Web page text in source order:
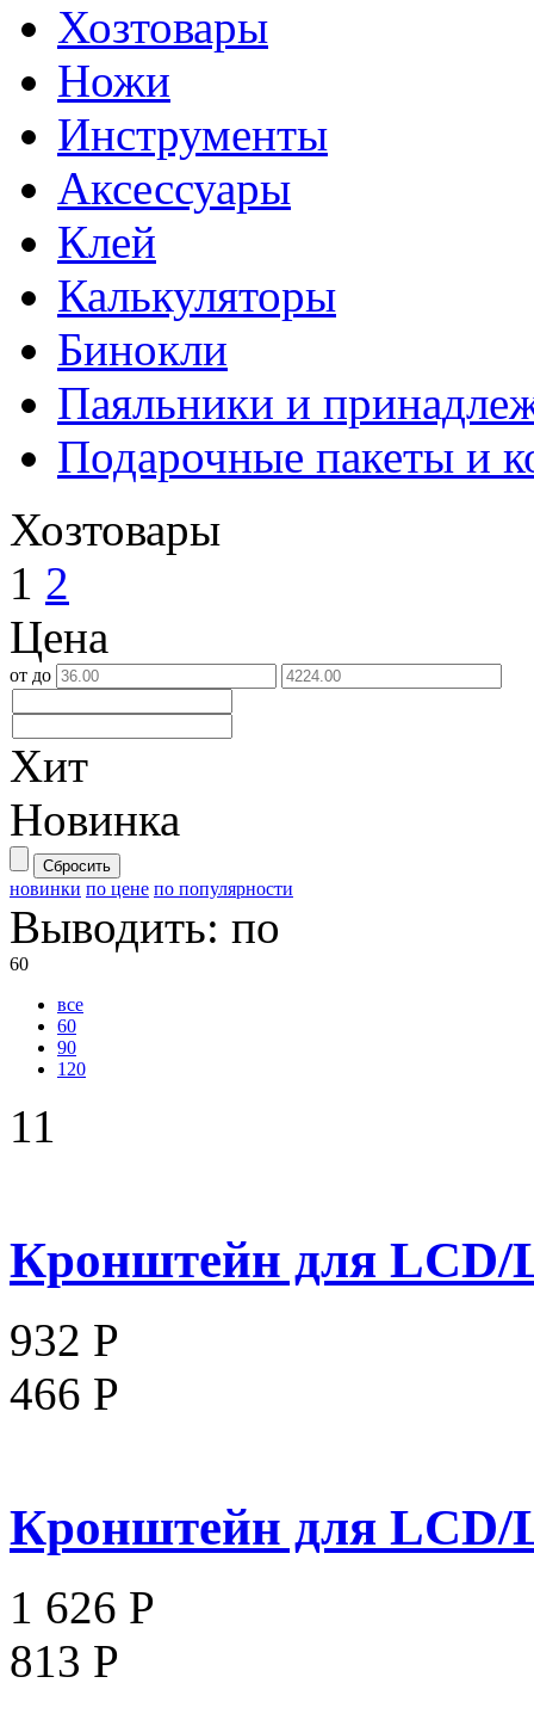
Хозтовары
Ножи
Инструменты
Аксессуары
Клей
Калькуляторы
Бинокли
Паяльники и
Подарочные пакеты и
Хозтовары
1 2
Цена
от до
Хит
Новинка
Сбросить
новинки по цене по популярности
Выводить: по
60
все
60
90
120
11
Кронштейн для LCD/
932 Р
466 Р
Кронштейн для LCD/
1 626 Р
813 Р